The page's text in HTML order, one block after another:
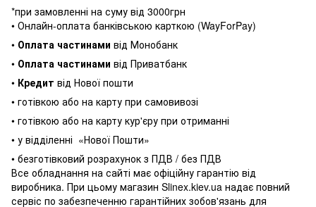
*при замовленні на суму від 3000грн
• Онлайн-оплата банківською карткою (WayForPay)
• Оплата частинами від Монобанк
• Оплата частинами від Приватбанк
• Кредит від Нової пошти
• готівкою або на карту при самовивозі
• готівкою або на карту кур'єру при отриманні
• у відділенні «Нової Пошти»
• безготівковий розрахунок з ПДВ / без ПДВ
Все обладнання на сайті має офіційну гарантію від
виробника. При цьому магазин Slinex.kiev.ua надає повний
сервіс по забезпеченню гарантійних зобов'язань для